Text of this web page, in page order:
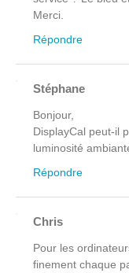
Merci.
Répondre
Stéphane
Bonjour,
DisplayCal peut-il
luminosité
Répondre
Chris
Pour les
finement chaque